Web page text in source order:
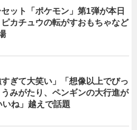
ット「ポケモン」第1弾が本日
カチュウの転がすおもちゃなど
すぎて大笑い」「想像以上でびっ
みがたり、ペンギンの大行進が
いね」越えで話題